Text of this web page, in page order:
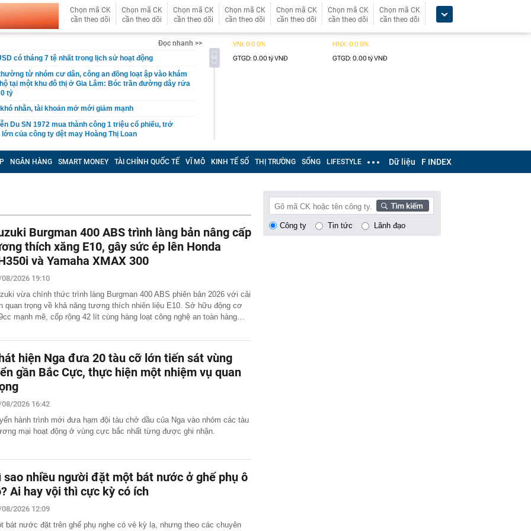
Chọn mã CK
cần theo dõi
Chọn mã CK
cần theo dõi
Chọn mã CK
cần theo dõi
Chọn mã CK
cần theo dõi
Chọn mã CK
cần theo dõi
Chọn mã CK
cần theo dõi
Chọn mã CK
cần theo dõi
Đọc nhanh >>
có tháng 7 tệ nhất trong lịch sử hoạt động
từ nhóm cư dân, công an đồng loạt ập vào khám
tại một khu đô thị ở Gia Lâm: Bóc trần đường dây rửa
tỷ
nhằn, tài khoản mở mới giảm mạnh
Du SN 1972 mua thành công 1 triệu cổ phiếu, trở
của công ty dệt may Hoàng Thị Loan
núi cao thứ 5 Việt Nam, là “ cột mốc thiêng liêng đẹp
ở độ cao trên 3.000m, điểm đến "trong mơ" của dân
được vinh danh "Hệ thống Y khoa tốt nhất Việt Nam
bị HoSE cắt margin trong tháng 8
Việt thu hơn 1 tỷ USD ở nước ngoài trong nửa đầu
tăng hơn 120%
dự phóng VN-Index có thể chạm mốc 1.885 điểm
8
lượng tiền hơn 62.000 tỷ đồng, lớn hơn cả Vinhomes,
Điện Máy Xanh, Bách Hóa Xanh, An Khang, vốn hóa
DMX
trong nhiều ngăn bí mật - giá trị hơn 18 tỷ đồng
biết ngôi nhà có phong thuỷ không thuận lợi
khách đến Việt Nam đông nhất 7 tháng đầu năm,
và Nga, gấp gần 6 lần Ấn Độ
tiết lộ: Khách thường chọn quả to, người trong
5 chi tiết này trước
tốc quỳ gối 1h an ủi khách: 7 năm sau ở khách sạn 5
nhà, bay hạng thương gia
xương trẻ khỏe như phụ nữ 30, bác sĩ kinh ngạc khi
đựng tâm huyết của NSND Tự Long
4.300 USD/ounce, chuyên gia dự báo đỉnh mới
dầu khí đem hơn 42.200 tỷ đồng gửi ngân hàng
NGÂN HÀNG SMART MONEY TÀI CHÍNH QUỐC TẾ VĨ MÔ KINH TẾ SỐ THỊ TRƯỜNG SỐNG LIFESTYLE Dữ liệu F INDEX
Burgman 400 ABS trình làng bản nâng cấp
thích xăng E10, gây sức ép lên Honda
và Yamaha XMAX 300
2026 19:10
vừa chính thức trình làng Burgman 400 ABS phiên bản 2026 với cải
quan trọng về khả năng tương thích nhiên liệu E10. Sở hữu động cơ
mạnh mẽ, cốp rộng 42 lít cùng hàng loạt công nghệ an toàn hàng…
hiện Nga đưa 20 tàu cỡ lớn tiến sát vùng
gần Bắc Cực, thực hiện một nhiệm vụ quan
2026 16:42
hành trình mới đưa hạm đội tàu chở dầu của Nga vào nhóm các tàu
mại hoạt động ở vùng cực bắc nhất từng được ghi nhận.
sao nhiều người đặt một bát nước ở ghế phụ ô
Ai hay vội thì cực kỳ có ích
2026 12:09
bát nước đặt trên ghế phụ nghe có vẻ kỳ lạ, nhưng theo các chuyên
Công ty Tin tức Lãnh đạo